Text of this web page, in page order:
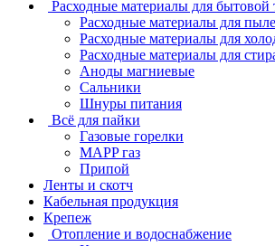
Расходные материалы для бытовой
Расходные материалы для
Расходные материалы для
Расходные материалы для
Аноды магниевые
Сальники
Шнуры питания
Всё для пайки
Газовые горелки
MAPP газ
Припой
Ленты и скотч
Кабельная продукция
Крепеж
Отопление и водоснабжение